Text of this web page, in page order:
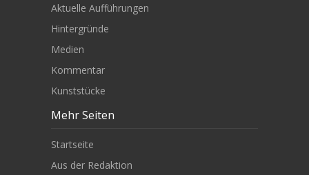
Aktuelle Aufführungen
Hintergründe
Medien
Kommentar
Kunststücke
Mehr Seiten
Startseite
Aus der Redaktion